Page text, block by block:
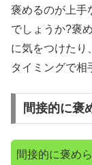
褒めるのが上手
でしょうか?褒
に気をつけたり
タイミングで相
間接的に褒
間接的に褒め